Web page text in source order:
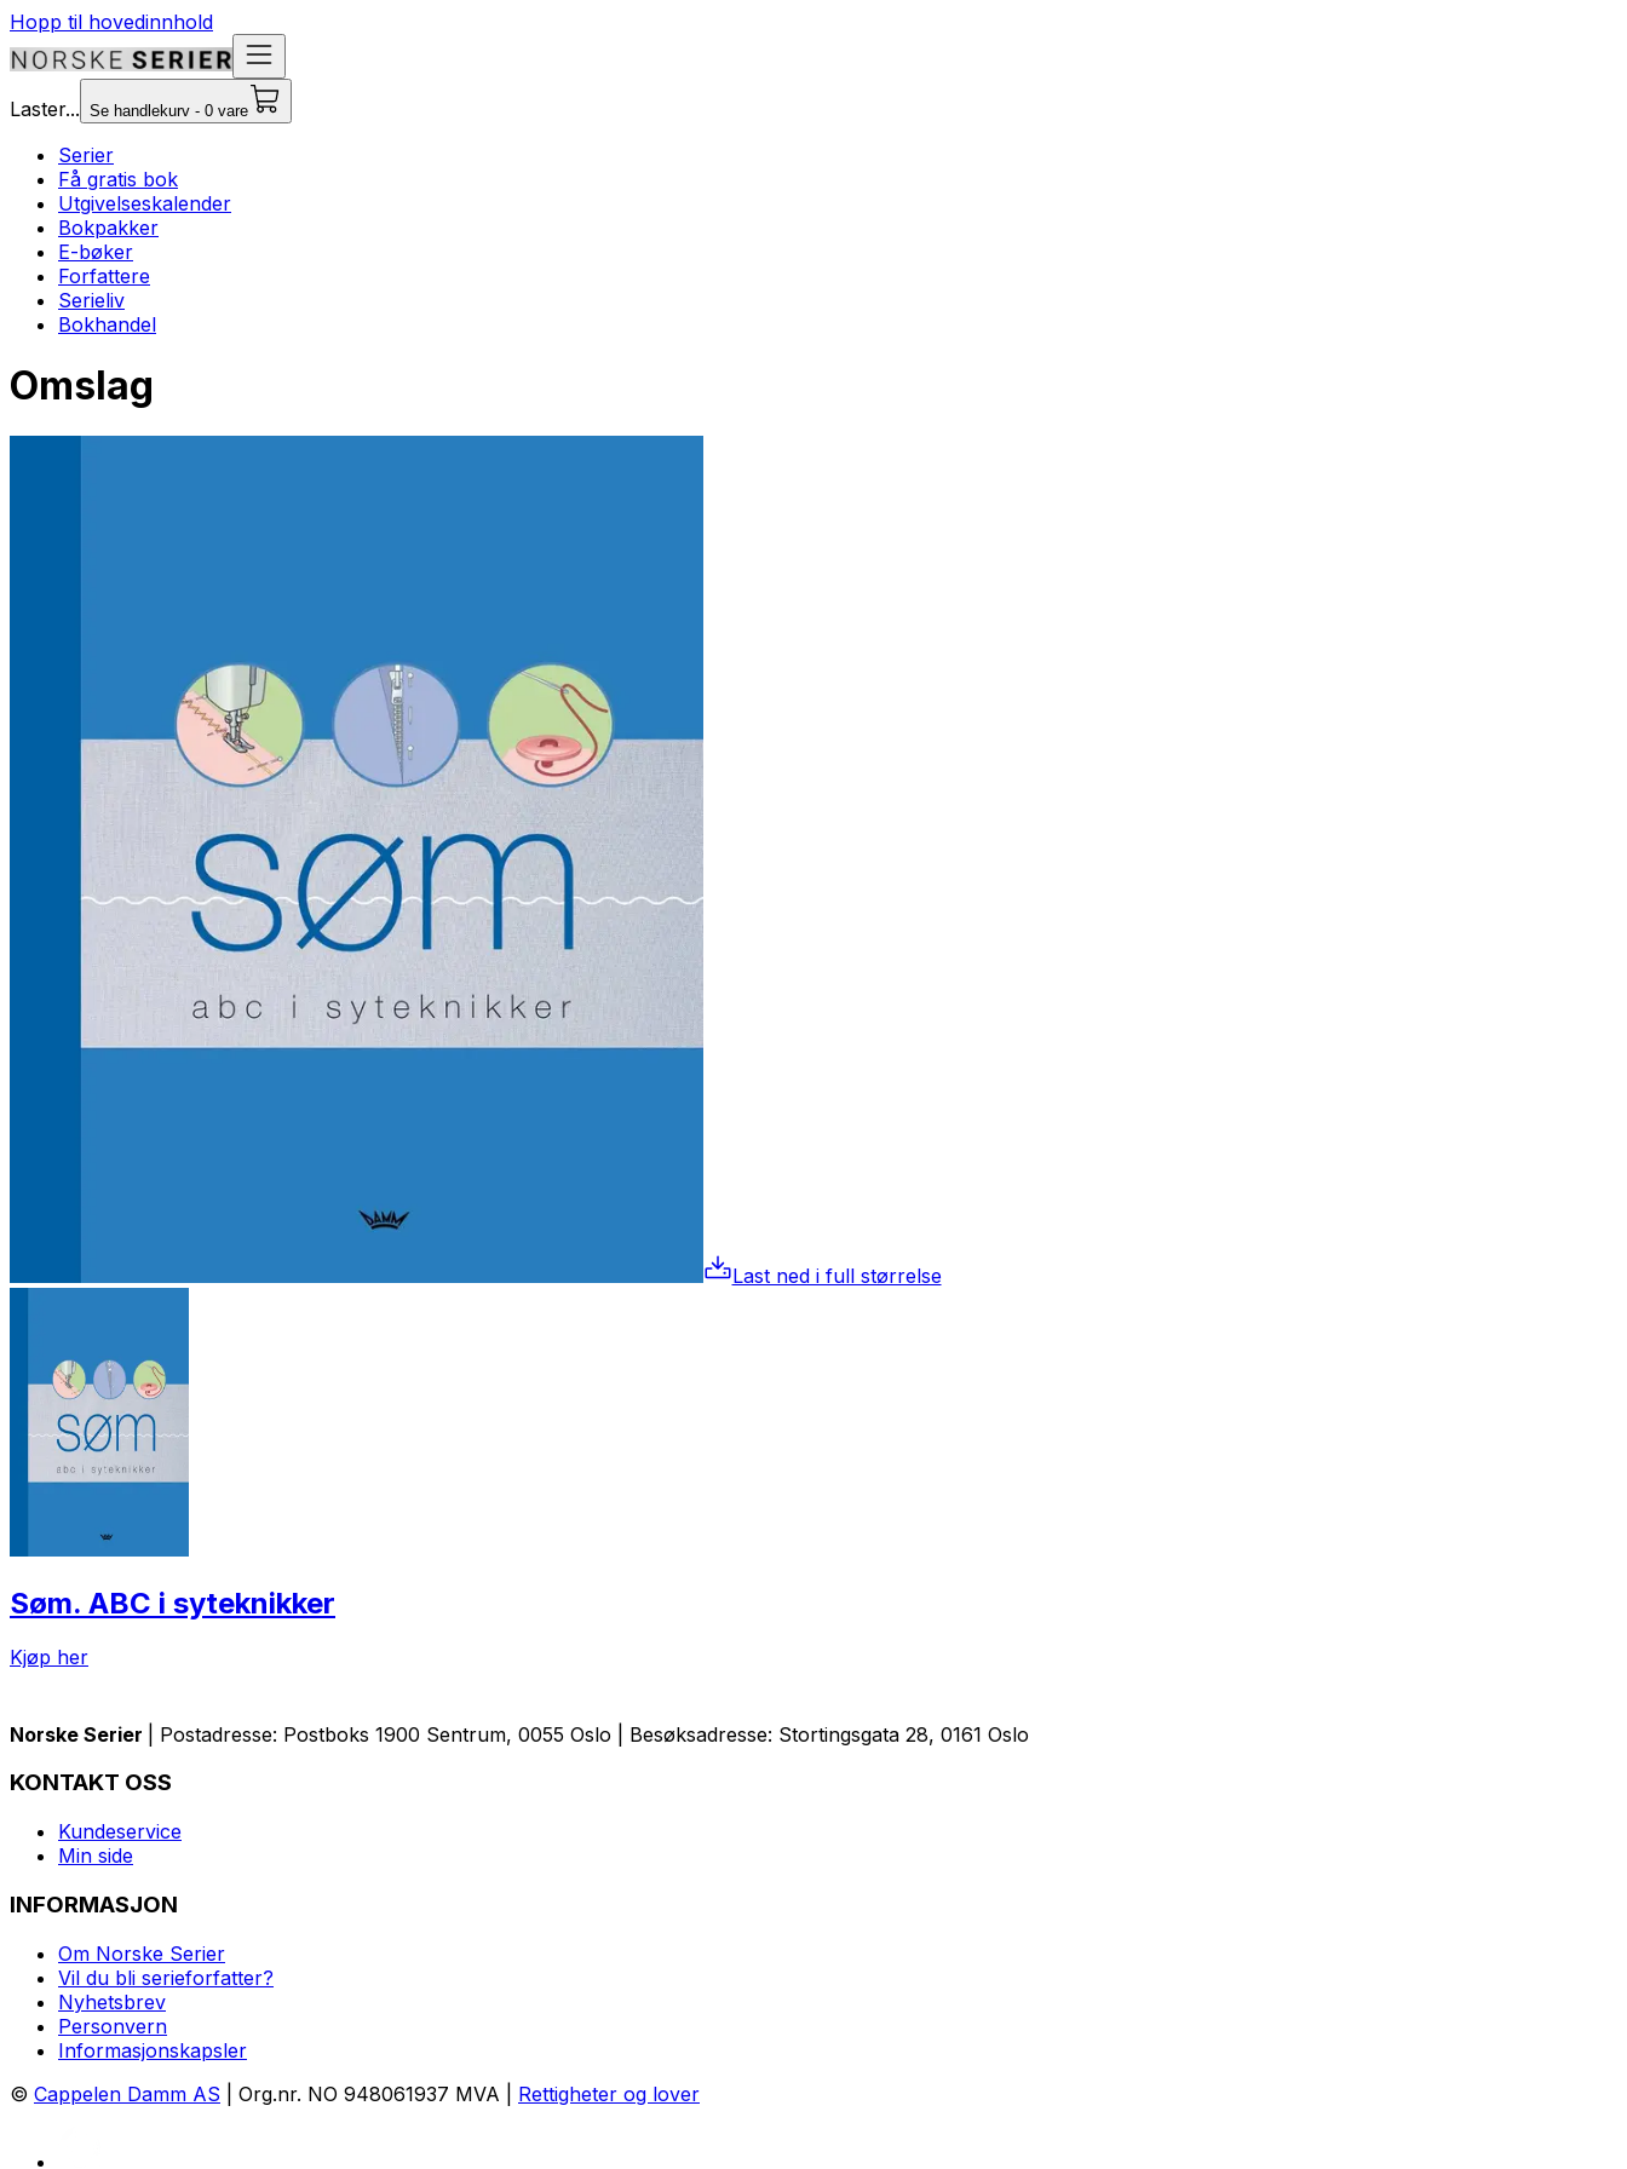
Hopp til hovedinnhold
Laster... Se handlekurv - 0 vare
Serier
Få gratis bok
Utgivelseskalender
Bokpakker
E-bøker
Forfattere
Serieliv
Bokhandel
Omslag
Last ned i full størrelse
Søm. ABC i syteknikker
Kjøp her
Norske Serier | Postadresse: Postboks 1900 Sentrum, 0055 Oslo | Besøksadresse: Stortingsgata 28, 0161 Oslo
KONTAKT OSS
Kundeservice
Min side
INFORMASJON
Om Norske Serier
Vil du bli serieforfatter?
Nyhetsbrev
Personvern
Informasjonskapsler
© Cappelen Damm AS | Org.nr. NO 948061937 MVA | Rettigheter og lover